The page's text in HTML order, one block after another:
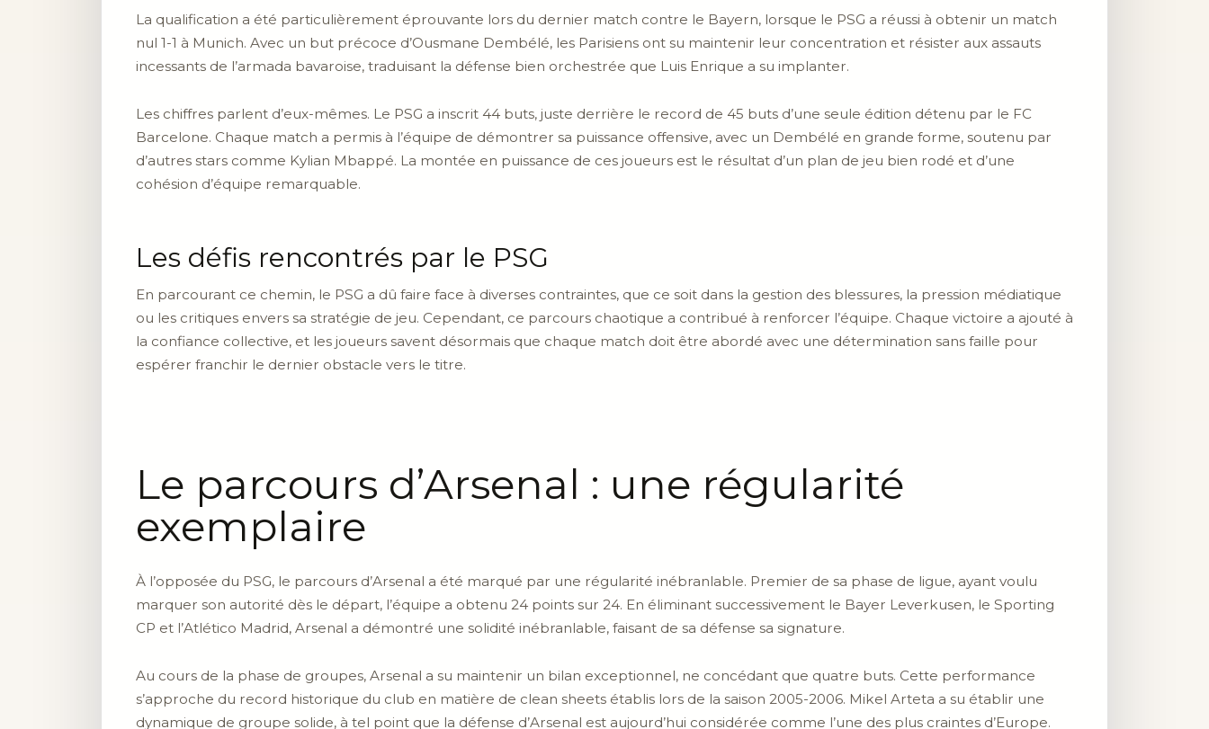
La qualification a été particulièrement éprouvante lors du dernier match contre le Bayern, lorsque le PSG a réussi à obtenir un match
nul 1-1 à Munich. Avec un but précoce d’Ousmane Dembélé, les Parisiens ont su maintenir leur concentration et résister aux assauts
incessants de l’armada bavaroise, traduisant la défense bien orchestrée que Luis Enrique a su implanter.
Les chiffres parlent d’eux-mêmes. Le PSG a inscrit 44 buts, juste derrière le record de 45 buts d’une seule édition détenu par le FC
Barcelone. Chaque match a permis à l’équipe de démontrer sa puissance offensive, avec un Dembélé en grande forme, soutenu par
d’autres stars comme Kylian Mbappé. La montée en puissance de ces joueurs est le résultat d’un plan de jeu bien rodé et d’une
cohésion d’équipe remarquable.
Les défis rencontrés par le PSG
En parcourant ce chemin, le PSG a dû faire face à diverses contraintes, que ce soit dans la gestion des blessures, la pression médiatique
ou les critiques envers sa stratégie de jeu. Cependant, ce parcours chaotique a contribué à renforcer l’équipe. Chaque victoire a ajouté à
la confiance collective, et les joueurs savent désormais que chaque match doit être abordé avec une détermination sans faille pour
espérer franchir le dernier obstacle vers le titre.
Le parcours d’Arsenal : une régularité
exemplaire
À l’opposée du PSG, le parcours d’Arsenal a été marqué par une régularité inébranlable. Premier de sa phase de ligue, ayant voulu
marquer son autorité dès le départ, l’équipe a obtenu 24 points sur 24. En éliminant successivement le Bayer Leverkusen, le Sporting
CP et l’Atlético Madrid, Arsenal a démontré une solidité inébranlable, faisant de sa défense sa signature.
Au cours de la phase de groupes, Arsenal a su maintenir un bilan exceptionnel, ne concédant que quatre buts. Cette performance
s’approche du record historique du club en matière de clean sheets établis lors de la saison 2005-2006. Mikel Arteta a su établir une
dynamique de groupe solide, à tel point que la défense d’Arsenal est aujourd’hui considérée comme l’une des plus craintes d’Europe.